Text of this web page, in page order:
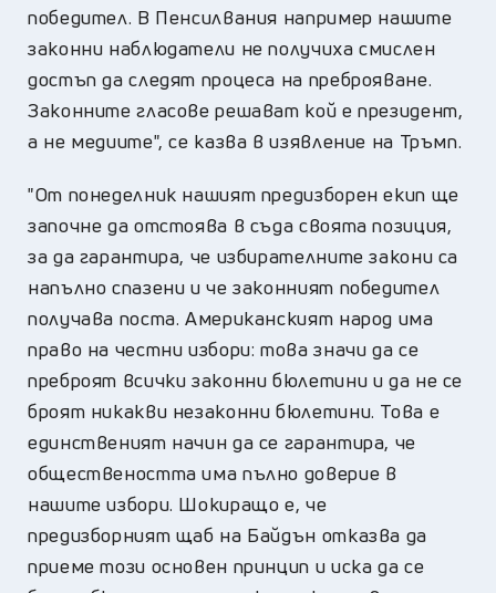
победител. В Пенсилвания например нашите
законни наблюдатели не получиха смислен
достъп да следят процеса на преброяване.
Законните гласове решават кой е президент,
а не медиите", се казва в изявление на Тръмп.
"От понеделник нашият предизборен екип ще
започне да отстоява в съда своята позиция,
за да гарантира, че избирателните закони са
напълно спазени и че законният победител
получава поста. Американският народ има
право на честни избори: това значи да се
преброят всички законни бюлетини и да не се
броят никакви незаконни бюлетини. Това е
единственият начин да се гарантира, че
обществеността има пълно доверие в
нашите избори. Шокиращо е, че
предизборният щаб на Байдън отказва да
приеме този основен принцип и иска да се